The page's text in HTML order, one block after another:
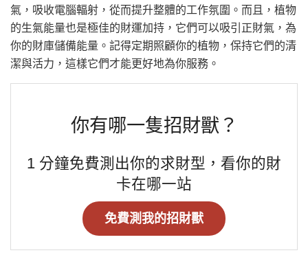
氣，吸收電腦輻射，從而提升整體的工作氛圍。而且，植物
的生氣能量也是極佳的財運加持，它們可以吸引正財氣，為
你的財庫儲備能量。記得定期照顧你的植物，保持它們的清
潔與活力，這樣它們才能更好地為你服務。
你有哪一隻招財獸？
1 分鐘免費測出你的求財型，看你的財
卡在哪一站
免費測我的招財獸